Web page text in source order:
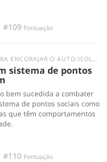
#109 Pontuação
A NECESSIDADE DE SAIR À RUA E TER INTERAÇÕES PRESENCIAIS?
sistema de pontos
bem sucedida a combater
de pontos sociais como
que têm comportamentos
#110 Pontuação